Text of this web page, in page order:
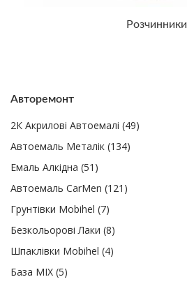
Авторемонт
2К Акрилові Автоемалі (49)
Автоемаль Металік (134)
Емаль Алкідна (51)
Автоемаль CarMen (121)
Грунтівки Mobihel (7)
Безкольорові Лаки (8)
Шпаклівки Мobihel (4)
База MIX (5)
Розчинники